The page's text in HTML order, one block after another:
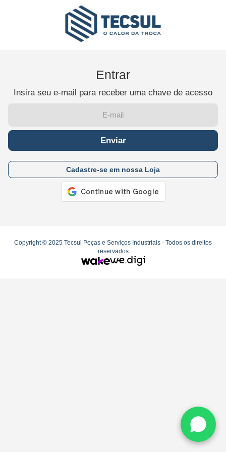
Entrar
Insira seu e-mail para receber uma chave de acesso
Enviar
Cadastre-se em nossa Loja
Copyright © 2025 Tecsul Peças e Serviços Industriais - Todos os direitos
reservados